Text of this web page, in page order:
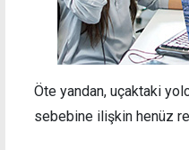
Öte yandan, uçaktaki
sebebine ilişkin henüz